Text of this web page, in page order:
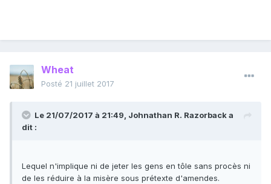
Wheat
Posté 21 juillet 2017
Le 21/07/2017 à 21:49, Johnathan R. Razorbacka
dit :
Lequel n'implique ni de jeter les gens en tôle sans procès ni
de les réduire à la misère sous prétexte d'amendes.